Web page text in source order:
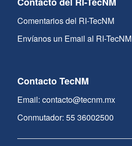
Comentarios del RI-TecNM
Envíanos un Email al RI-TecNM
Contacto TecNM
Email: contacto@tecnm.mx
Conmutador: 55 36002500